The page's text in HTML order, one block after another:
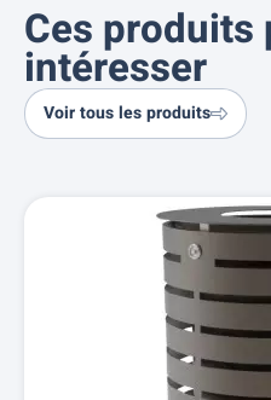
Ces produits
intéresser
Voir tous les produits